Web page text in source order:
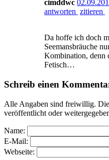
cimddwc
antworten zitieren
Da hoffe ich doch
Seemansbräuche
Kombination, denn
Fetisch…
Schreib einen
Alle Angaben sind freiwillig.
veröffentlicht oder
Name:
E-Mail:
Webseite: